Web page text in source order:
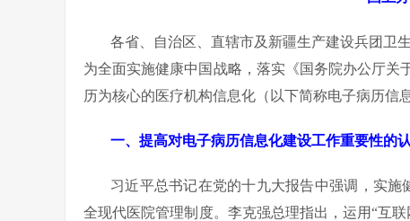
各省、自治区、直辖市及新疆生产建设兵团卫
为全面实施健康中国战略，落实《国务院办公厅关
历为核心的医疗机构信息化（以下简称电子病历信
一、提高对电子病历信息化建设工作重要性的
习近平总书记在党的十九大报告中强调，实
全现代医院管理制度。李克强总理指出，运用“互